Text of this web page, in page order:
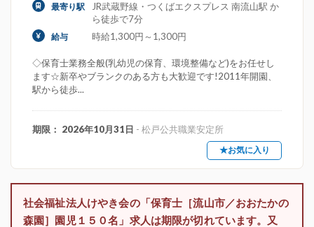
最寄り駅
JR武蔵野線・つくばエクスプレス 南流山駅 か
ら徒歩で7分
給与 時給1,300円～1,300円
◇保育士業務全般(乳幼児の保育、環境整備など)をお任せし
ます☆新卒やブランクのある方も大歓迎です!2011年開園、
駅から徒歩...
期限： 2026年10月31日 - 松戸公共職業安定所
★お気に入り
社会福祉法人けやき会の「保育士［流山市／おおたかの
森園］園児１５０名」求人は期限が切れています。又